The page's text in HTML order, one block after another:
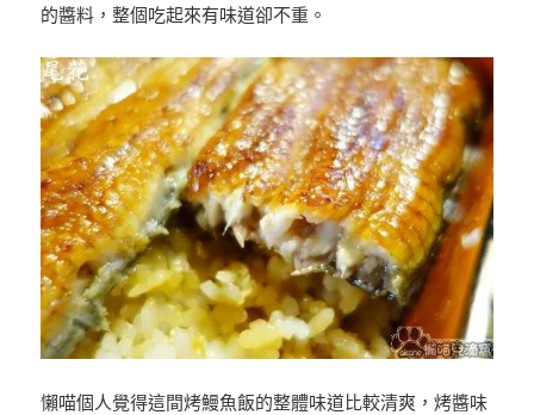
的醬料，整個吃起來有味道卻不重。
懶喵個人覺得這間烤鰻魚飯的整體味道比較清爽，烤醬味